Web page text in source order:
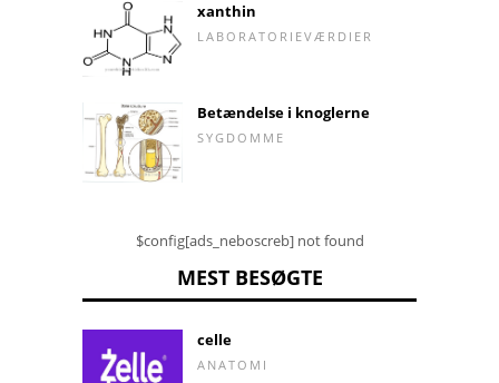
xanthin
LABORATORIEVÆRDIER
Betændelse i knoglerne
SYGDOMME
$config[ads_neboscreb] not found
MEST BESØGTE
celle
ANATOMI